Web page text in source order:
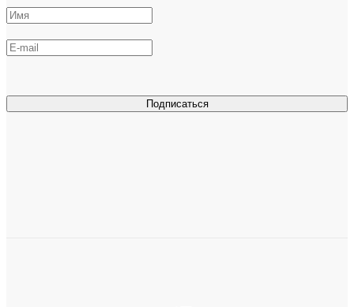
Подписаться